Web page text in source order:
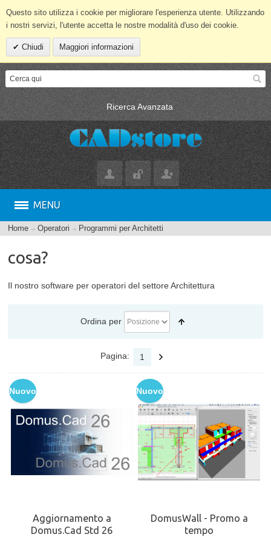
Questo sito utilizza i cookie per migliorare l'esperienza utente. Utilizzando
i nostri servizi, l'utente accetta le nostre modalità d'uso dei cookie.
Chiudi Maggiori informazioni
Ricerca Avanzata
MENU
Home Operatori Programmi per Architetti
cosa?
Il nostro software per operatori del settore Architettura
Ordina per
Pagina: 1
Nuovo
Aggiornamento a
Domus.Cad Std 26
Nuovo
DomusWall - Promo a
tempo